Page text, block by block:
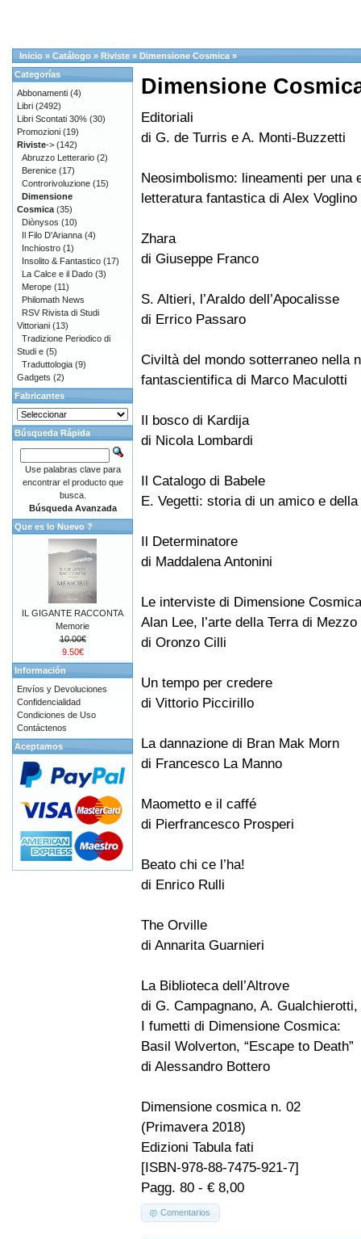
Inicio » Catálogo » Riviste » Dimensione Cosmica »
Dimensione
Editoriali
di G. de Turris e A. Monti-Buzzetti
Neosimbolismo: lineamenti per una
letteratura fantastica di Alex Voglino
Zhara
di Giuseppe Franco
S. Altieri, l’Araldo dell’Apocalisse
di Errico Passaro
Civiltà del mondo sotterraneo nella
fantascientifica di Marco Maculotti
Il bosco di Kardija
di Nicola Lombardi
Il Catalogo di Babele
E. Vegetti: storia di un amico e
Il Determinatore
di Maddalena Antonini
Le interviste di Dimensione
Alan Lee, l’arte della Terra di Mezzo
di Oronzo Cilli
Un tempo per credere
di Vittorio Piccirillo
La dannazione di Bran Mak Morn
di Francesco La Manno
Maometto e il caffé
di Pierfrancesco Prosperi
Beato chi ce l’ha!
di Enrico Rulli
The Orville
di Annarita Guarnieri
La Biblioteca dell’Altrove
di G. Campagnano, A.
I fumetti di Dimensione Cosmica:
Basil Wolverton, “Escape to Death”
di Alessandro Bottero
Dimensione cosmica n. 02
(Primavera 2018)
Edizioni Tabula fati
[ISBN-978-88-7475-921-7]
Pagg. 80 - € 8,00
Comentarios
Categorías
Abbonamenti (4)
Libri (2492)
Libri Scontati 30% (30)
Promozioni (19)
Riviste-> (142)
Abruzzo Letterario (2)
Berenice (17)
Controrivoluzione (15)
Dimensione
Cosmica (35)
Diònysos (10)
Il Filo D'Arianna (4)
Inchiostro (1)
Insolito & Fantastico (17)
La Calce e il Dado (3)
Merope (11)
Philomath News
RSV Rivista di Studi
Vittoriani (13)
Tradizione Periodico di
Studi e (5)
Traduttologia (9)
Gadgets (2)
Fabricantes
Búsqueda Rápida
Use palabras clave para
encontrar el producto que
busca.
Búsqueda Avanzada
Que es lo Nuevo ?
IL GIGANTE RACCONTA
Memorie
10.00€
9.50€
Información
Envíos y Devoluciones
Confidencialidad
Condiciones de Uso
Contáctenos
Aceptamos